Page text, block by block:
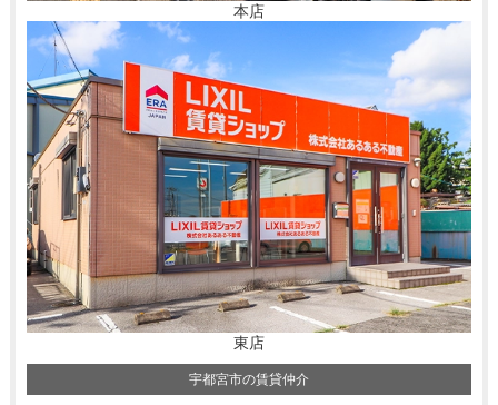
本店
東店
宇都宮市の賃貸仲介